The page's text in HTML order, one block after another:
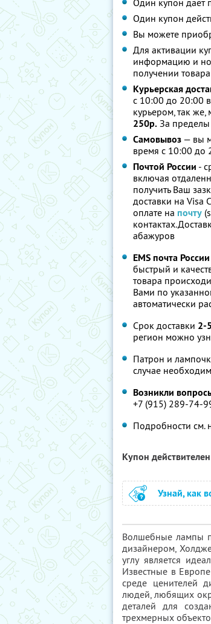
Один купон даёт
Один купон
Вы можете
Для активации
информацию и
получении товара
Курьерская
с 10:00 до 20:00
курьером, так
250р. За
Самовывоз — вы
время с 10:00 до
Почтой России -
включая
получить Ваш
доставки на Visa
оплате на почту
абажуров
EMS почта России
быстрый и
товара
Вами по
автоматически
Срок доставки 2-
регион можно
Патрон и
случае
Возникли
+7 (915) 289-74-
Подробности см.
Купон
Узнай, как
Волшебные лампы
дизайнером,
углу является
Известные в
среде ценителей
людей, любящих
деталей для
трехмерных